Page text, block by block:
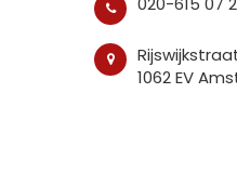
1062 EV